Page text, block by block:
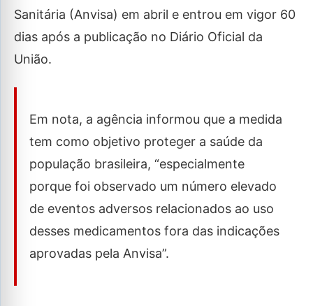
Sanitária (Anvisa) em abril e entrou em vigor 60
dias após a publicação no Diário Oficial da
União.
Em nota, a agência informou que a medida
tem como objetivo proteger a saúde da
população brasileira, “especialmente
porque foi observado um número elevado
de eventos adversos relacionados ao uso
desses medicamentos fora das indicações
aprovadas pela Anvisa”.